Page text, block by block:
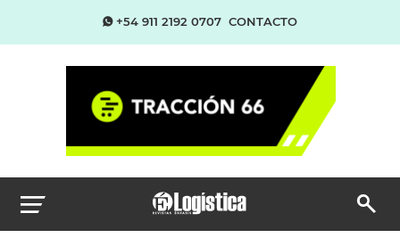
+54 911 2192 0707 CONTACTO